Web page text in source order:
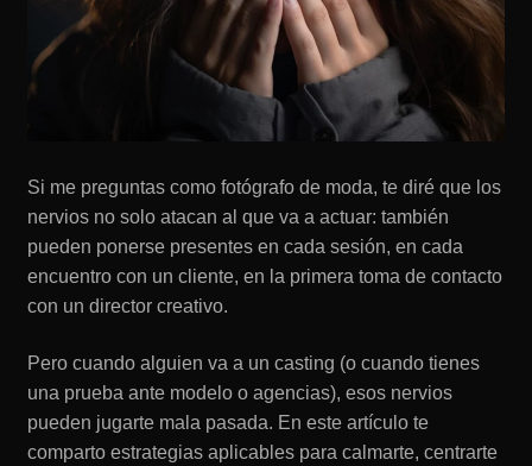
Si me preguntas como fotógrafo de moda, te diré que los
nervios no solo atacan al que va a actuar: también
pueden ponerse presentes en cada sesión, en cada
encuentro con un cliente, en la primera toma de contacto
con un director creativo.
Pero cuando alguien va a un casting (o cuando tienes
una prueba ante modelo o agencias), esos nervios
pueden jugarte mala pasada. En este artículo te
comparto estrategias aplicables para calmarte, centrarte